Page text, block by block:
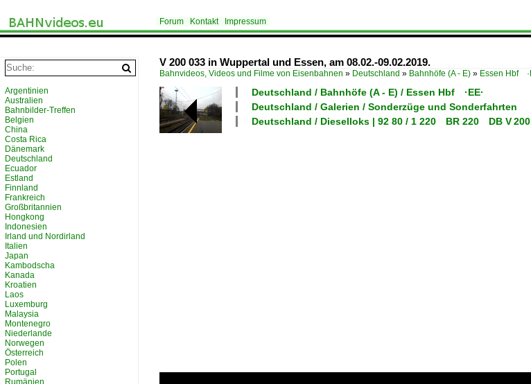
Forum Kontakt Impressum
V 200 033 in Wuppertal und Essen, am 08.02.-09.02.2019.
Bahnvideos, Videos und Filme von Eisenbahnen » Deutschland » Bahnhöfe (A - E) » Essen Hbf
Deutschland / Bahnhöfe (A - E) / Essen Hbf ·EE·
Deutschland / Galerien / Sonderzüge und Sonderfahrten
Deutschland / Dieselloks | 92 80 / 1 220 BR 220 DB V
Argentinien
Australien
Bahnbilder-Treffen
Belgien
China
Costa Rica
Dänemark
Deutschland
Ecuador
Estland
Finnland
Frankreich
Großbritannien
Hongkong
Indonesien
Irland und Nordirland
Italien
Japan
Kambodscha
Kanada
Kroatien
Laos
Luxemburg
Malaysia
Montenegro
Niederlande
Norwegen
Österreich
Polen
Portugal
Rumänien